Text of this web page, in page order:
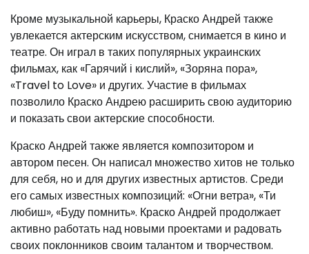
Кроме музыкальной карьеры, Краско Андрей также
увлекается актерским искусством, снимается в кино и
театре. Он играл в таких популярных украинских
фильмах, как «Гарячий і кислий», «Зоряна пора»,
«Travel to Love» и других. Участие в фильмах
позволило Краско Андрею расширить свою аудиторию
и показать свои актерские способности.
Краско Андрей также является композитором и
автором песен. Он написал множество хитов не только
для себя, но и для других известных артистов. Среди
его самых известных композиций: «Огни ветра», «Ти
любиш», «Буду помнить». Краско Андрей продолжает
активно работать над новыми проектами и радовать
своих поклонников своим талантом и творчеством.